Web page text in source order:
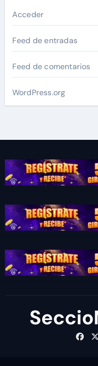
Acceder
Feed de entradas
Feed de comentarios
WordPress.org